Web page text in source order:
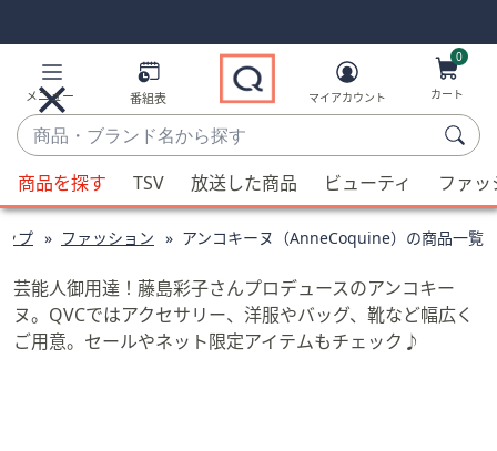
Links
Links2
メニュー 番組表
商
品・
ブ
ラ
ン
名
か
ら
候
補
利
用
可
能
な
マイアカウント
0
カート
商品を探す TSV 放送した商品 ビューティ ファ
プ ファッション アンコキーヌ（AnneCoquine）の商品一覧
芸能人御用達！藤島彩子さんプロデュースのアンコキー
ヌ。QVCではアクセサリー、洋服やバッグ、靴など幅広く
ご用意。セールやネット限定アイテムもチェック♪